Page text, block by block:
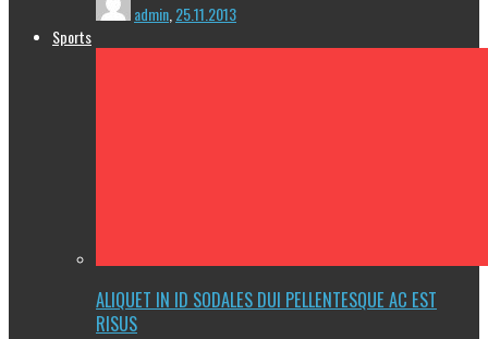
admin 25.11.2013
Sports
ALIQUET IN ID SODALES DUI PELLENTESQUE AC EST
RISUS